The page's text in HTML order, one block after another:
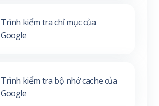
Trình kiểm tra chỉ mục của
Google
Trình kiểm tra bộ nhớ cache của
Google